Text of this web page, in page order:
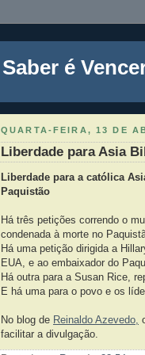
Saber é
QUARTA-FEIRA, 13 DE
Liberdade para Asia
Liberdade para a católica
Paquistão
Há três petições correndo o
condenada à morte no
Há uma petição dirigida a
EUA, e ao embaixador do
Há outra para a Susan Rice,
E há uma para o povo e os
No blog de Reinaldo Azevedo,
facilitar a divulgação.